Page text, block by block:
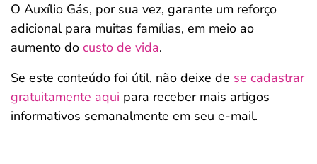
O Auxílio Gás, por sua vez, garante um reforço
adicional para muitas famílias, em meio ao
aumento do custo de vida.
Se este conteúdo foi útil, não deixe de se cadastrar
gratuitamente aqui para receber mais artigos
informativos semanalmente em seu e-mail.